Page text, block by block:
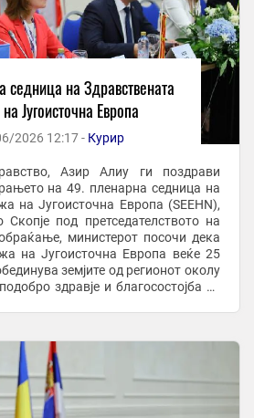
седница на Здравствената
Југоисточна Европа
2026 12:17 - Курир
Азир Алиу ги поздрави
на 49. пленарна седница на
на Југоисточна Европа (SEEHN),
под претседателството на
министерот посочи дека
на Југоисточна Европа веќе 25
земјите од регионот околу
здравје и благосостојба за